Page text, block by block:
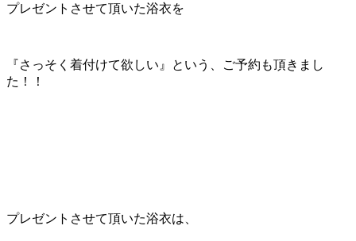
プレゼントさせて頂いた浴衣を
『さっそく着付けて欲しい』という、ご予約も頂きまし
た！！
プレゼントさせて頂いた浴衣は、